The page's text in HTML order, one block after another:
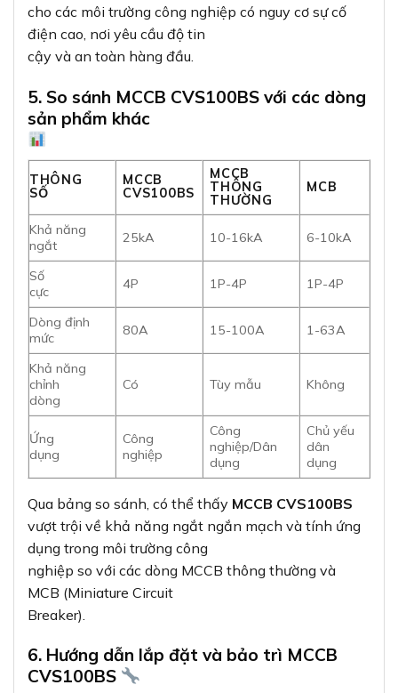
cho các môi trường công nghiệp có nguy cơ sự cố
điện cao, nơi yêu cầu độ tin
cậy và an toàn hàng đầu.
5. So sánh MCCB CVS100BS với các dòng
sản phẩm khác
THÔNG
SỐ
MCCB
CVS100BS
MCCB
THÔNG
THƯỜNG
MCB
Khả năng
ngắt
25kA 10-16kA 6-10kA
Số
cực
4P 1P-4P 1P-4P
Dòng định
mức
80A 15-100A 1-63A
Khả năng
chỉnh
dòng
Có Tùy mẫu Không
Ứng
dụng
Công
nghiệp
Công
nghiệp/Dân
dụng
Chủ yếu
dân
dụng
Qua bảng so sánh, có thể thấy MCCB CVS100BS
vượt trội về khả năng ngắt ngắn mạch và tính ứng
dụng trong môi trường công
nghiệp so với các dòng MCCB thông thường và
MCB (Miniature Circuit
Breaker).
6. Hướng dẫn lắp đặt và bảo trì MCCB
CVS100BS